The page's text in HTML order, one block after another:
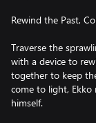
Rewind the Past,
Traverse the
with a device to
together to keep
come to light, Ekko
himself.